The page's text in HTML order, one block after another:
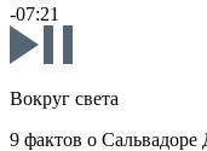
-07:21
Вокруг света
9 фактов о Сальвадоре